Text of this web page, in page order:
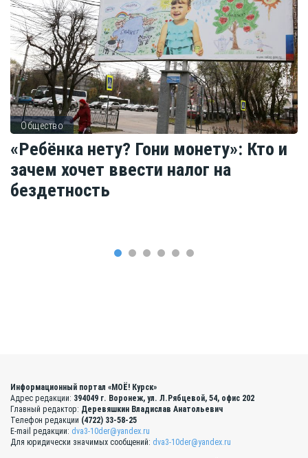
Общество
«Ребёнка нету? Гони монету»: Кто и
зачем хочет ввести налог на
бездетность
Информационный портал «МОЁ! Курск»
Адрес редакции: 394049 г. Воронеж, ул. Л.Рябцевой, 54, офис 202
Главный редактор: Деревяшкин Владислав Анатольевич
Телефон редакции (4722) 33-58-25
E-mail редакции: dva3-10der@yandex.ru
Для юридически значимых сообщений: dva3-10der@yandex.ru